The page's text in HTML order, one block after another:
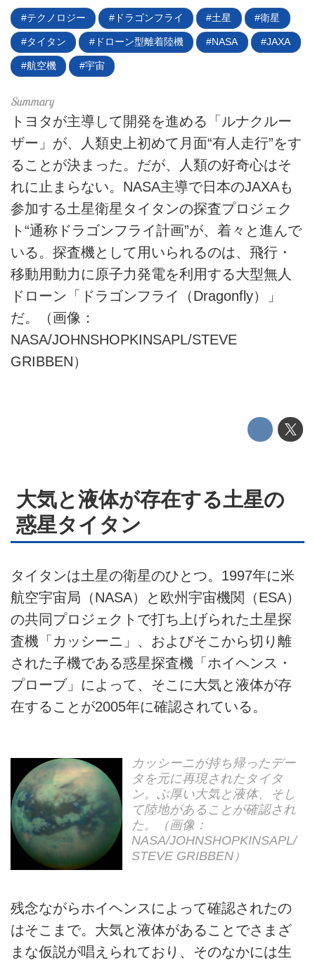
HOME
EV
電動キックボード
ライフスタイル
テクノロジー
このメディアについて
運営会社
利用規約
プライバシーポリシー
ライター名簿
テクノロジー ドラゴンフライ 土星 衛星
タイタン ドローン型離着陸機 NASA JAXA
航空機 宇宙
トヨタが主導して開発を進める「ルナクルー
ザー」が、人類史上初めて月面“有人走行”をす
ることが決まった。だが、人類の好奇心はそ
れに止まらない。NASA主導で日本のJAXAも
参加する土星衛星タイタンの探査プロジェク
ト“通称ドラゴンフライ計画”が、着々と進んで
いる。探査機として用いられるのは、飛行・
移動用動力に原子力発電を利用する大型無人
ドローン「ドラゴンフライ（Dragonfly）」
だ。（画像：
NASA/JOHNSHOPKINSAPL/STEVE
GRIBBEN）
大気と液体が存在する土星の
惑星タイタン
タイタンは土星の衛星のひとつ。1997年に米
航空宇宙局（NASA）と欧州宇宙機関（ESA）
の共同プロジェクトで打ち上げられた土星探
査機「カッシーニ」、およびそこから切り離
された子機である惑星探査機「ホイヘンス・
プローブ」によって、そこに大気と液体が存
在することが2005年に確認されている。
カッシーニが持ち帰ったデー
タを元に再現されたタイタ
ン。ぶ厚い大気と液体、そし
て陸地があることが確認され
た。（画像：
NASA/JOHNSHOPKINSAPL/
STEVE GRIBBEN）
残念ながらホイヘンスによって確認されたの
はそこまで。大気と液体があることでさまざ
まな仮説が唱えられており、そのなかには生